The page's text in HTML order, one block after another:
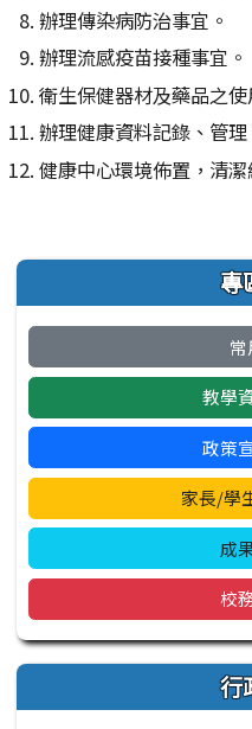
辦理傳染病防治事宜。
辦理流感疫苗接種事宜。
衛生保健器材及藥品之使
辦理健康資料記錄、管
健康中心環境佈置，清
左邊區域內容 專
教學
政策
家長/學
成
校
行